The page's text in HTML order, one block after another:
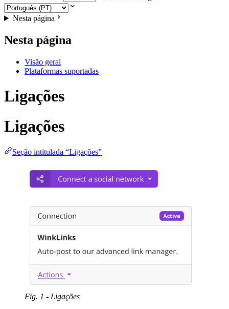
Nesta página
Nesta página
Visão geral
Plataformas suportadas
Ligações
Ligações
Seção intitulada “Ligações”
Fig. 1 - Ligações